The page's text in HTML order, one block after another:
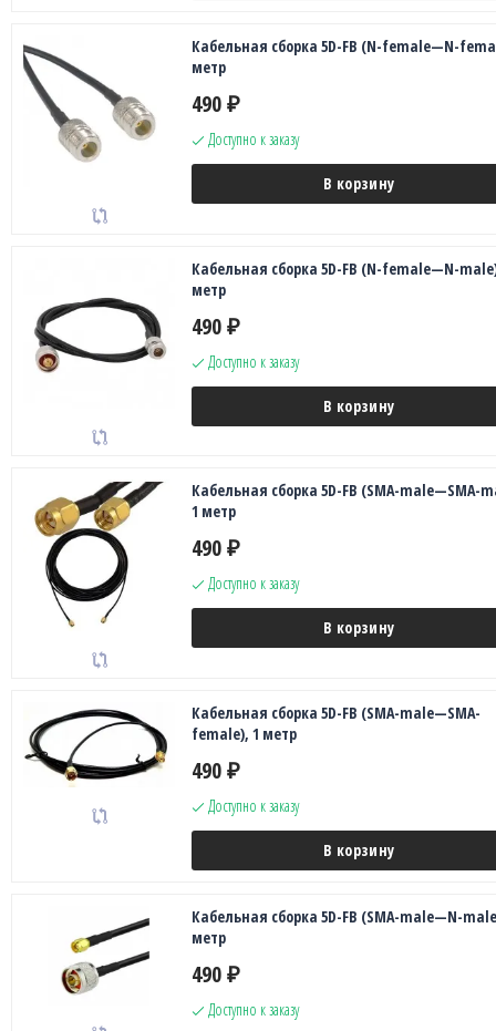
Кабельная сборка 5D-FB (N-female—N-
метр
490 ₽
Доступно к заказу
В корзину
Кабельная сборка 5D-FB (N-female—N-
метр
490 ₽
Доступно к заказу
В корзину
Кабельная сборка 5D-FB (SMA-male—SMA-
1 метр
490 ₽
Доступно к заказу
В корзину
Кабельная сборка 5D-FB (SMA-male—SMA-
female), 1 метр
490 ₽
Доступно к заказу
В корзину
Кабельная сборка 5D-FB (SMA-male—N-
метр
490 ₽
Доступно к заказу